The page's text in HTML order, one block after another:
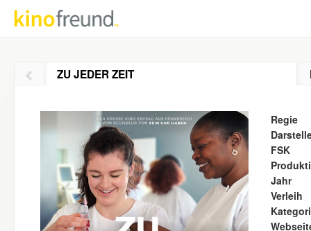
ZU JEDER ZEIT
Regie
FSK
Jahr
Verleih